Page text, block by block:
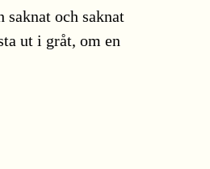
och saknat
ut i gråt, om en